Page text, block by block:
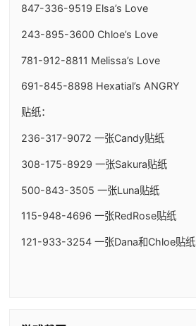
847-336-9519 Elsa’s Love
243-895-3600 Chloe’s Love
781-912-8811 Melissa’s Love
691-845-8898 Hexatial’s ANGRY
贴纸：
236-317-9072 一张Candy贴纸
308-175-8929 一张Sakura贴纸
500-843-3505 一张Luna贴纸
115-948-4696 一张RedRose贴纸
121-933-3254 一张Dana和Chloe贴纸